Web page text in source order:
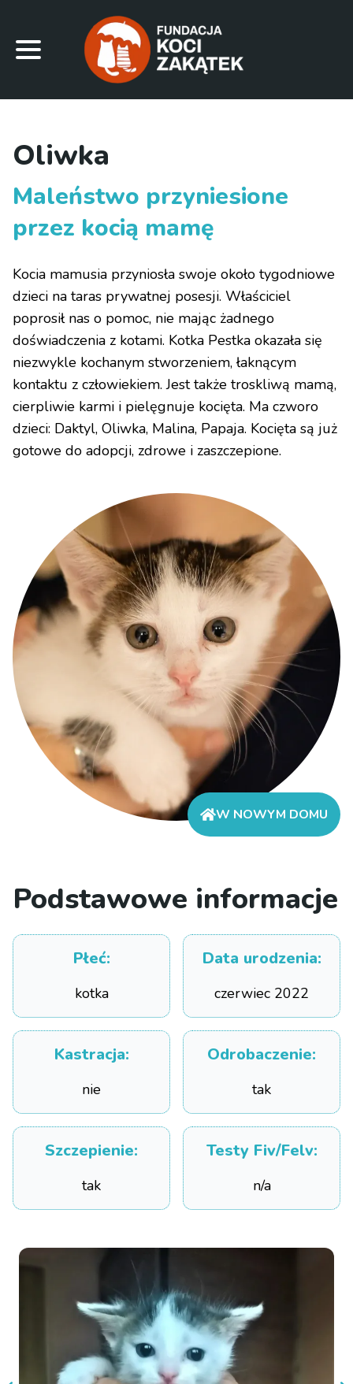
Oliwka
Maleństwo przyniesione
przez kocią mamę
Kocia mamusia przyniosła swoje około tygodniowe
dzieci na taras prywatnej posesji. Właściciel
poprosił nas o pomoc, nie mając żadnego
doświadczenia z kotami. Kotka Pestka okazała się
niezwykle kochanym stworzeniem, łaknącym
kontaktu z człowiekiem. Jest także troskliwą mamą,
cierpliwie karmi i pielęgnuje kocięta. Ma czworo
dzieci: Daktyl, Oliwka, Malina, Papaja. Kocięta są już
gotowe do adopcji, zdrowe i zaszczepione.
W NOWYM DOMU
Podstawowe informacje
Płeć:
kotka
Data urodzenia:
czerwiec 2022
Kastracja:
nie
Odrobaczenie:
tak
Szczepienie:
tak
Testy Fiv/Felv:
n/a